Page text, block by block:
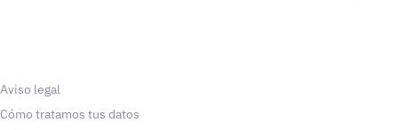
Aviso legal
Cómo tratamos tus datos